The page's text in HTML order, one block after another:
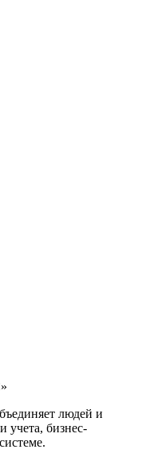
людей и
учета, бизнес-